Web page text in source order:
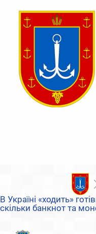
В Україні «ходить»
скільки банкнот та